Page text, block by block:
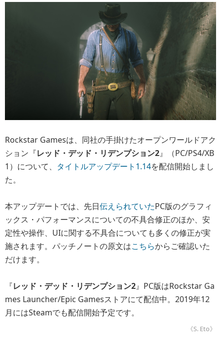
Rockstar Gamesは、同社の手掛けたオープンワールドアク
ション『レッド・デッド・リデンプション2』（PC/PS4/XB
1）について、 タイトルアップデート1.14を配信開始しまし
た。
本アップデートでは、先日伝えられていたPC版のグラフィ
ックス・パフォーマンスについての不具合修正のほか、安
定性や操作、UIに関する不具合についても多くの修正が実
施されます。パッチノートの原文はこちらからご確認いた
だけます。
『レッド・デッド・リデンプション2』PC版はRockstar Ga
mes Launcher/Epic Gamesストアにて配信中。2019年12
月にはSteamでも配信開始予定です。
《S. Eto》